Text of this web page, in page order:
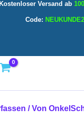
Kostenloser Versand ab
Code:
/ Von